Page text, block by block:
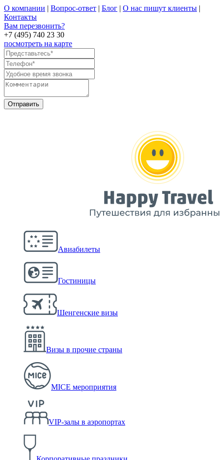
О компании | Вопрос-ответ | Блог | О нас пишут клиенты |
Контакты
Вам перезвонить?
+7 (495) 740 23 30
посмотреть на карте
Авиабилеты
Гостиницы
Шенгенские визы
Визы в прочие страны
MICE мероприятия
VIP-залы в аэропортах